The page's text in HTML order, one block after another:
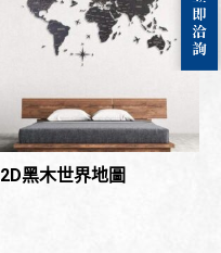
2D黑木世界地圖